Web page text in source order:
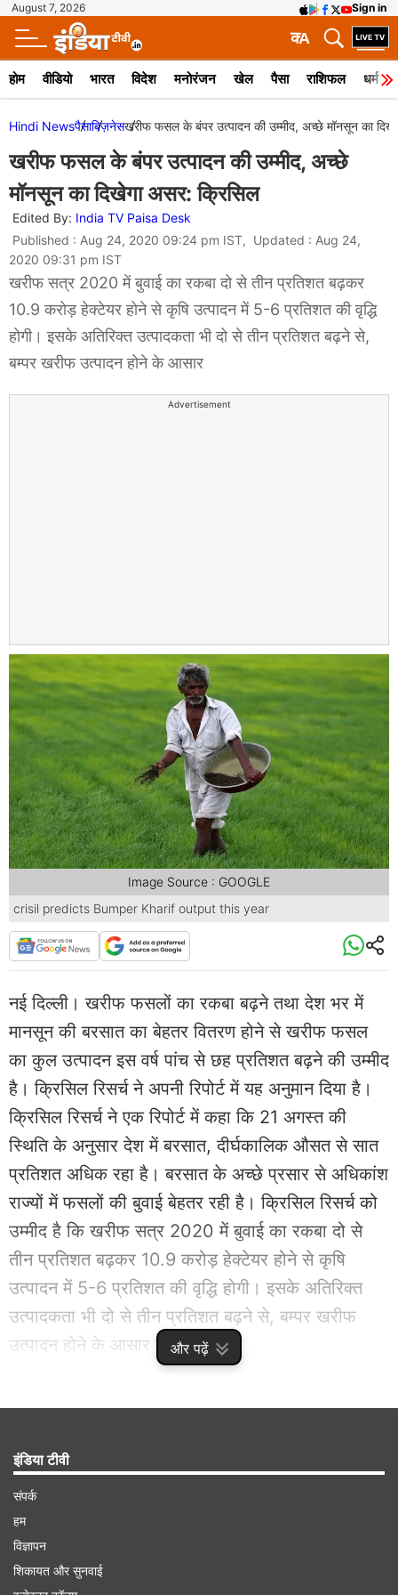
August 7, 2026 Sign in
A
क
होम वीडियो भारत विदेश मनोरंजन खेल पैसा राशिफल धर्म
और पढ़ें
Hindi Newsपैसाबिज़नेसखरीफ फसल के बंपर उत्पादन की उम्मीद, अच्छे मॉनसून का
खरीफ फसल के बंपर उत्पादन की उम्मीद, अच्छे
मॉनसून का दिखेगा असर: क्रिसिल
Edited By: India TV Paisa Desk
Published : Aug 24, 2020 09:24 pm IST, Updated : Aug 24,
2020 09:31 pm IST
खरीफ सत्र 2020 में बुवाई का रकबा दो से तीन प्रतिशत बढ़कर
10.9 करोड़ हेक्टेयर होने से कृषि उत्पादन में 5-6 प्रतिशत की वृद्धि
होगी। इसके अतिरिक्त उत्पादकता भी दो से तीन प्रतिशत बढ़ने से,
बम्पर खरीफ उत्पादन होने के आसार
Advertisement
crisil predicts Bumper Kharif output this year
Image Source : GOOGLE
नई दिल्ली। खरीफ फसलों का रकबा बढ़ने तथा देश भर में
मानसून की बरसात का बेहतर वितरण होने से खरीफ फसल
का कुल उत्पादन इस वर्ष पांच से छह प्रतिशत बढ़ने की उम्मीद
है। क्रिसिल रिसर्च ने अपनी रिपोर्ट में यह अनुमान दिया है।
क्रिसिल रिसर्च ने एक रिपोर्ट में कहा कि 21 अगस्त की
स्थिति के अनुसार देश में बरसात, दीर्घकालिक औसत से सात
प्रतिशत अधिक रहा है। बरसात के अच्छे प्रसार से अधिकांश
राज्यों में फसलों की बुवाई बेहतर रही है। क्रिसिल रिसर्च को
उम्मीद है कि खरीफ सत्र 2020 में बुवाई का रकबा दो से
तीन प्रतिशत बढ़कर 10.9 करोड़ हेक्टेयर होने से कृषि
उत्पादन में 5-6 प्रतिशत की वृद्धि होगी। इसके अतिरिक्त
उत्पादकता भी दो से तीन प्रतिशत बढ़ने से, बम्पर खरीफ
उत्पादन होने के आसार हैं।
इंडिया टीवी
संपर्क
हम
विज्ञापन
शिकायत और सुनवाई